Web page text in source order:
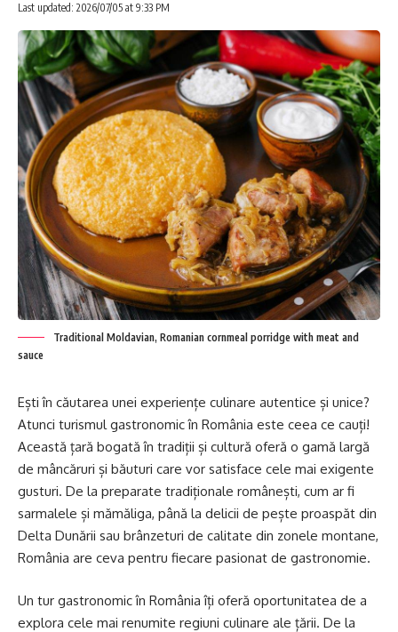
Last updated: 2026/07/05 at 9:33 PM
Traditional Moldavian, Romanian cornmeal porridge with meat and
sauce
Ești în căutarea unei experiențe culinare autentice și unice?
Atunci turismul gastronomic în România este ceea ce cauți!
Această țară bogată în tradiții și cultură oferă o gamă largă
de mâncăruri și băuturi care vor satisface cele mai exigente
gusturi. De la preparate tradiționale românești, cum ar fi
sarmalele și mămăliga, până la delicii de pește proaspăt din
Delta Dunării sau brânzeturi de calitate din zonele montane,
România are ceva pentru fiecare pasionat de gastronomie.
Un tur gastronomic în România îți oferă oportunitatea de a
explora cele mai renumite regiuni culinare ale țării. De la